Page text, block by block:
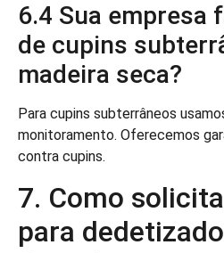
6.4 Sua empresa
de cupins
madeira seca?
Para cupins subterrâneos
monitoramento. Oferecemos
contra cupins.
7. Como
para